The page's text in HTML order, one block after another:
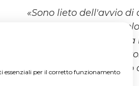
«Sono lieto dell'avvio
quando xFarm
Switzerland, e da
propria portata. Può
comprendere l'impatto
essenziali per il corretto funzionamento